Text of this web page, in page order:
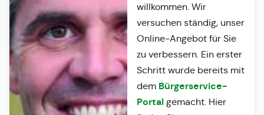
willkommen. Wir
versuchen ständig, unser
Online-Angebot für Sie
zu verbessern. Ein erster
Schritt wurde bereits mit
dem Bürgerservice-
Portalgemacht. Hier